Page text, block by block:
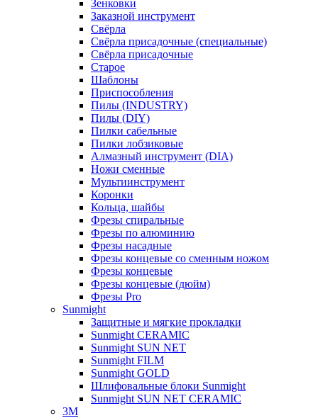
Зенковки
Заказной инструмент
Свёрла
Свёрла присадочные (специальные)
Свёрла присадочные
Старое
Шаблоны
Приспособления
Пилы (INDUSTRY)
Пилы (DIY)
Пилки сабельные
Пилки лобзиковые
Алмазный инструмент (DIA)
Ножи сменные
Мультиинструмент
Коронки
Кольца, шайбы
Фрезы спиральные
Фрезы по алюминию
Фрезы насадные
Фрезы концевые со сменным ножом
Фрезы концевые
Фрезы концевые (дюйм)
Фрезы Pro
Sunmight
Защитные и мягкие прокладки
Sunmight CERAMIC
Sunmight SUN NET
Sunmight FILM
Sunmight GOLD
Шлифовальные блоки Sunmight
Sunmight SUN NET CERAMIC
3M